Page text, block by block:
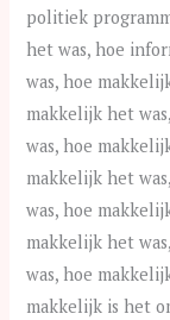
politiek
het was, hoe
was, hoe
makkelijk het
was, hoe
makkelijk het
was, hoe
makkelijk het
was, hoe
makkelijk is het